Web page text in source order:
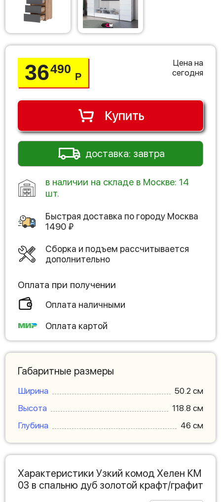
36490
Р
Цена на
сегодня
Купить
доставка: завтра
в наличии на складе в Москве: 14
шт.
Быстрая доставка по городу Москва
1490 ₽
Сборка и подъем рассчитывается
дополнительно
Оплата при получении
Оплата наличными
Оплата картой
Габаритные размеры
Ширина
50.2 см
Высота
118.8 см
Глубина
46 см
Характеристики Узкий комод Хелен КМ
03 в спальню дуб золотой крафт/графит